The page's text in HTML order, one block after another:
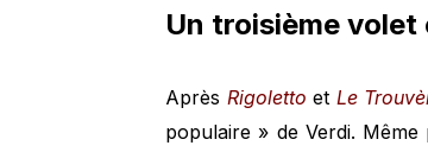
Un troisième
Après Rigoletto et Le
populaire » de Verdi.